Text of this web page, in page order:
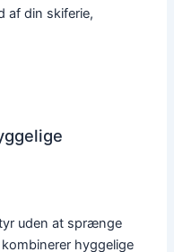
af din skiferie,
uden at sprænge
hyggelige